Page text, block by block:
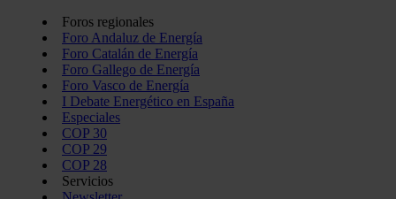
Foros regionales
Foro Andaluz de Energía
Foro Catalán de Energía
Foro Gallego de Energía
Foro Vasco de Energía
I Debate Energético en España
Especiales
COP 30
COP 29
COP 28
Servicios